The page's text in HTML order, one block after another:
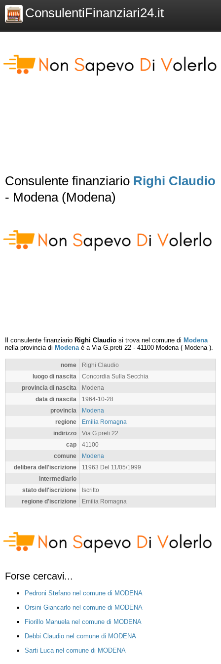
ConsulentiFinanziari24.it
Consulente finanziario Righi Claudio
- Modena (Modena)
Il consulente finanziario Righi Claudio si trova nel comune di Modena
nella provincia di Modenaè a Via G.preti 22 - 41100 Modena( Modena).
nome
Righi Claudio
luogo di nascita
Concordia Sulla Secchia
provincia di nascita
Modena
data di nascita
1964-10-28
provincia
Modena
regione
Emilia Romagna
indirizzo
Via G.preti 22
cap
41100
comune
Modena
delibera dell'iscrizione
11963 Del 11/05/1999
intermediario
stato dell'iscrizione
Iscritto
regione d'iscrizione
Emilia Romagna
Forse cercavi...
Pedroni Stefano nel comune di MODENA
Orsini Giancarlo nel comune di MODENA
Fiorillo Manuela nel comune di MODENA
Debbi Claudio nel comune di MODENA
Sarti Luca nel comune di MODENA